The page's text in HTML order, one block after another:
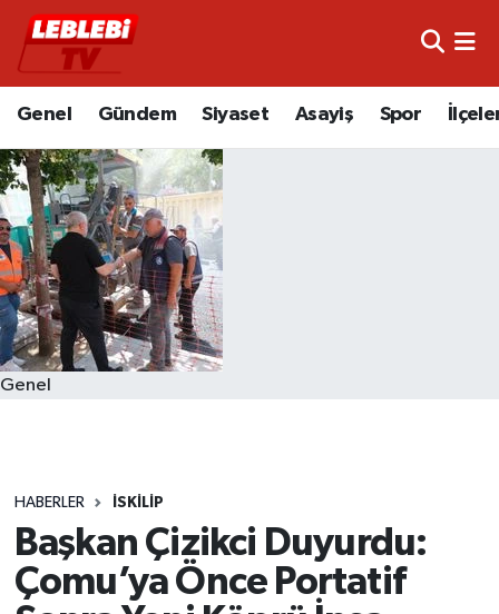
Genel Gündem Siyaset Asayiş Spor
Genel
HABERLER İSKILIP
Başkan Çizikci Duyurdu:
Çomu’ya Önce Portatif
Hava Durumu
Trafik Durumu
Süper Lig Puan Durumu ve Fikstür
Tüm Manşetler
Son Dakika Haberleri